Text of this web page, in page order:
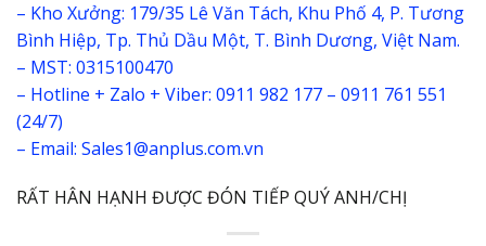
– Kho Xưởng: 179/35 Lê Văn Tách, Khu Phố 4, P. Tương
Bình Hiệp, Tp. Thủ Dầu Một, T. Bình Dương, Việt Nam.
– MST: 0315100470
– Hotline + Zalo + Viber: 0911 982 177 – 0911 761 551
(24/7)
– Email: Sales1@anplus.com.vn
RẤT HÂN HẠNH ĐƯỢC ĐÓN TIẾP QUÝ ANH/CHỊ